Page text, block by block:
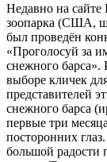
Недавно на сайте
зоопарка (США,
был проведён
«Проголосуй за
снежного барса».
выборе кличек
представителей
снежного барса
первые три
посторонних
большой